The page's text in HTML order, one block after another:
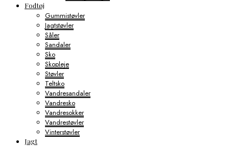
Fodtøj
Gummistøvler
Jagtstøvler
Såler
Sandaler
Sko
Skopleje
Støvler
Teltsko
Vandresandaler
Vandresko
Vandresokker
Vandrestøvler
Vinterstøvler
Jagt